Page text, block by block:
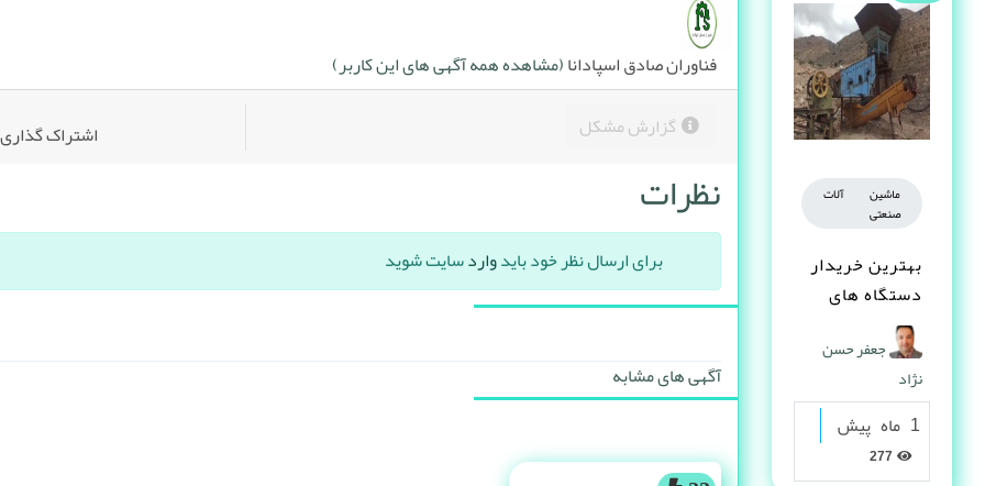
ماشین آلات
صنعتی
بهترین خریدار
دستگاه های
دست دوم
صنعتی کیست ؟
جعفر حسن
نژاد
1 ماه پیش
فناوران صادق اسپادانا(مشاهده همه آگهی های این کاربر)
گزارش مشکل اشتراک
نظرات
برای ارسال نظر خود بایدواردسایت شوید
آگهی های مشابه